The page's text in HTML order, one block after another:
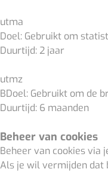
utma
Doel: Gebruikt om
Duurtijd: 2 jaar
utmz
BDoel: Gebruikt om de
Duurtijd: 6 maanden
Beheer van cookies
Beheer van cookies via
Als je wil vermijden dat